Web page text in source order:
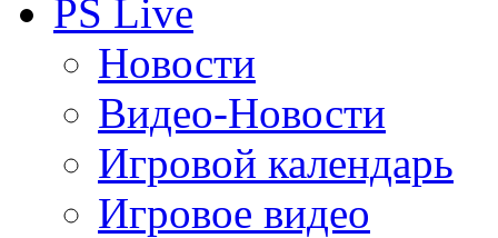
PS Live
Новости
Видео-Новости
Игровой календарь
Игровое видео